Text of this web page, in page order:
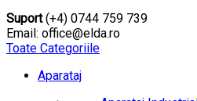
Suport(+4) 0744 759 739
Email: office@elda.ro
Toate Categoriile
Aparataj